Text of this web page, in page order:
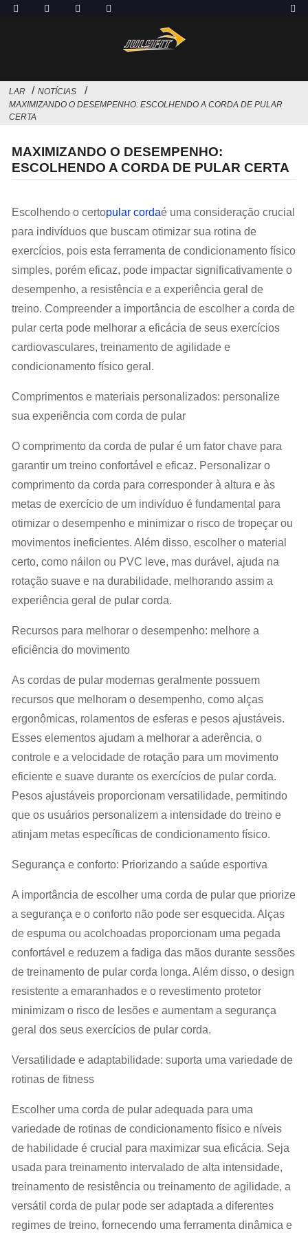
LAR
NOTÍCIAS
MAXIMIZANDO O DESEMPENHO: ESCOLHENDO A CORDA DE PULAR
CERTA
MAXIMIZANDO O DESEMPENHO:
ESCOLHENDO A CORDA DE PULAR CERTA
Escolhendo o certopular cordaé uma consideração crucial
para indivíduos que buscam otimizar sua rotina de
exercícios, pois esta ferramenta de condicionamento físico
simples, porém eficaz, pode impactar significativamente o
desempenho, a resistência e a experiência geral de
treino. Compreender a importância de escolher a corda de
pular certa pode melhorar a eficácia de seus exercícios
cardiovasculares, treinamento de agilidade e
condicionamento físico geral.
Comprimentos e materiais personalizados: personalize
sua experiência com corda de pular
O comprimento da corda de pular é um fator chave para
garantir um treino confortável e eficaz. Personalizar o
comprimento da corda para corresponder à altura e às
metas de exercício de um indivíduo é fundamental para
otimizar o desempenho e minimizar o risco de tropeçar ou
movimentos ineficientes. Além disso, escolher o material
certo, como náilon ou PVC leve, mas durável, ajuda na
rotação suave e na durabilidade, melhorando assim a
experiência geral de pular corda.
Recursos para melhorar o desempenho: melhore a
eficiência do movimento
As cordas de pular modernas geralmente possuem
recursos que melhoram o desempenho, como alças
ergonômicas, rolamentos de esferas e pesos ajustáveis.
Esses elementos ajudam a melhorar a aderência, o
controle e a velocidade de rotação para um movimento
eficiente e suave durante os exercícios de pular corda.
Pesos ajustáveis ​​proporcionam versatilidade, permitindo
que os usuários personalizem a intensidade do treino e
atinjam metas específicas de condicionamento físico.
Segurança e conforto: Priorizando a saúde esportiva
A importância de escolher uma corda de pular que priorize
a segurança e o conforto não pode ser esquecida. Alças
de espuma ou acolchoadas proporcionam uma pegada
confortável e reduzem a fadiga das mãos durante sessões
de treinamento de pular corda longa. Além disso, o design
resistente a emaranhados e o revestimento protetor
minimizam o risco de lesões e aumentam a segurança
geral dos seus exercícios de pular corda.
Versatilidade e adaptabilidade: suporta uma variedade de
rotinas de fitness
Escolher uma corda de pular adequada para uma
variedade de rotinas de condicionamento físico e níveis
de habilidade é crucial para maximizar sua eficácia. Seja
usada para treinamento intervalado de alta intensidade,
treinamento de resistência ou treinamento de agilidade, a
versátil corda de pular pode ser adaptada a diferentes
regimes de treino, fornecendo uma ferramenta dinâmica e